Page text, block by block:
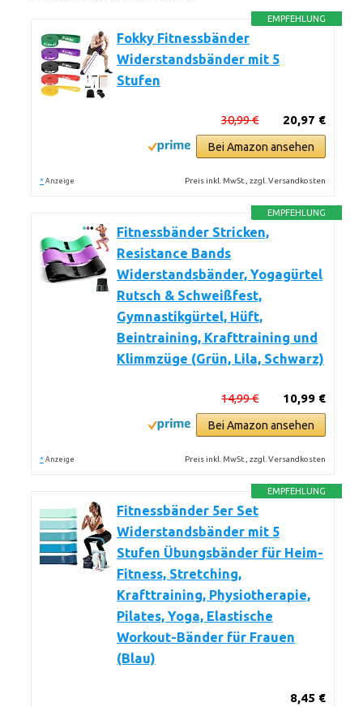
EMPFEHLUNG
Fokky Fitnessbänder
Widerstandsbänder mit 5
Stufen
20,97 €
30,99 €
Bei Amazon ansehen
* Anzeige Preis inkl. MwSt., zzgl. Versandkosten
EMPFEHLUNG
Fitnessbänder Stricken,
Resistance Bands
Widerstandsbänder, Yogagürtel
Rutsch & Schweißfest,
Gymnastikgürtel, Hüft,
Beintraining, Krafttraining und
Klimmzüge (Grün, Lila, Schwarz)
10,99 €
14,99 €
Bei Amazon ansehen
* Anzeige Preis inkl. MwSt., zzgl. Versandkosten
EMPFEHLUNG
Fitnessbänder 5er Set
Widerstandsbänder mit 5
Stufen Übungsbänder für Heim-
Fitness, Stretching,
Krafttraining, Physiotherapie,
Pilates, Yoga, Elastische
Workout-Bänder für Frauen
(Blau)
8,45 €